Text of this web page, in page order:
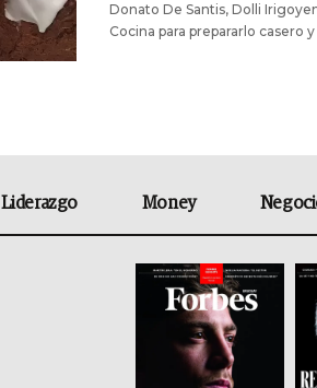
Donato De Santis, Dolli
Cocina para prepararlo casero y
Liderazgo Money